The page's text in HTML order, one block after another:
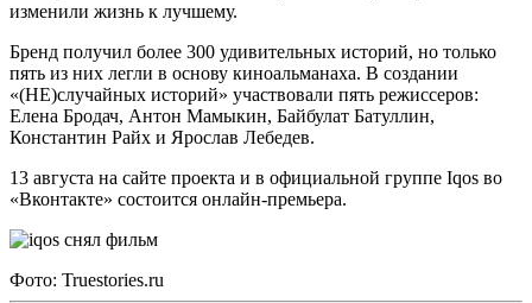
изменили жизнь к лучшему.
Бренд получил более 300 удивительных историй, но только
пять из них легли в основу киноальманаха. В создании
«(НЕ)случайных историй» участвовали пять режиссеров:
Елена Бродач, Антон Мамыкин, Байбулат Батуллин,
Константин Райх и Ярослав Лебедев.
13 августа на сайте проекта и в официальной группе Iqos во
«Вконтакте» состоится онлайн-премьера.
Фото: Truestories.ru